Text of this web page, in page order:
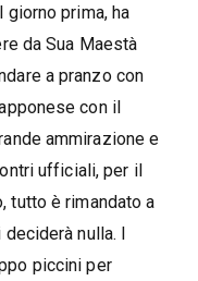
prima, ha
da Sua Maestà
a pranzo con
con il
ammirazione e
ufficiali, per il
tutto è rimandato a
nulla. I
piccini per